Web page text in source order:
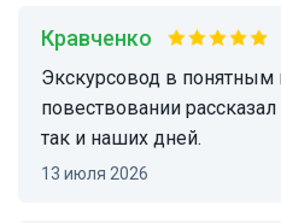
Кравченко
Экскурсовод в понятным и приятном
повествовании
так и наших дней.
13 июля 2026